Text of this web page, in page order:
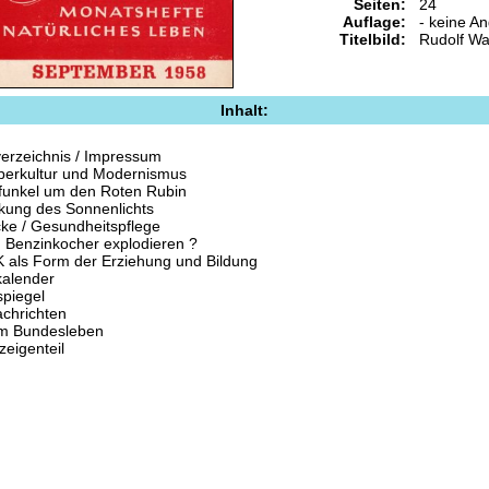
Seiten:
Auflage:
Titelbild:
24
- keine
Rudolf
Inhalt:
/ Impressum
und Modernismus
um den Roten Rubin
des Sonnenlichts
/ Gesundheitspflege
Benzinkocher explodieren ?
als Form der Erziehung und Bildung
Bundesleben